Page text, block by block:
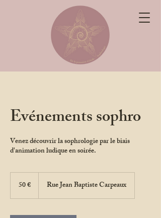
De la poussière
Evénements sophro
Venez découvrir la sophrologie par le biais
d'animation ludique en soirée.
euros50 € Rue Jean Baptiste Carpeaux